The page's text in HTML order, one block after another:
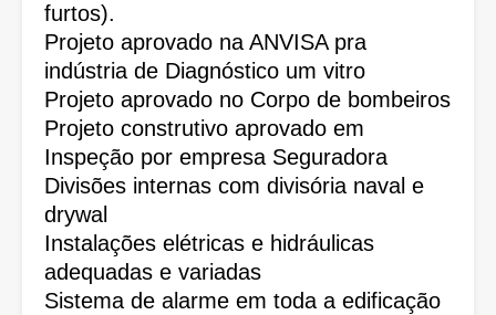
furtos).
Projeto aprovado na ANVISA pra
indústria de Diagnóstico um vitro
Projeto aprovado no Corpo de bombeiros
Projeto construtivo aprovado em
Inspeção por empresa Seguradora
Divisões internas com divisória naval e
drywal
Instalações elétricas e hidráulicas
adequadas e variadas
Sistema de alarme em toda a edificação